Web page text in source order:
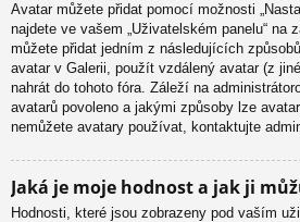
Avatar můžete přidat pomocí možnosti
najdete ve vašem „Uživatelském panelu“ na
můžete přidat jedním z následujících
avatar v Galerii, použít vzdálený avatar (z
nahrát do tohoto fóra. Záleží na
avatarů povoleno a jakými způsoby lze
nemůžete avatary používat, kontaktujte
Jaká je moje hodnost a jak ji
Hodnosti, které jsou zobrazeny pod vaším